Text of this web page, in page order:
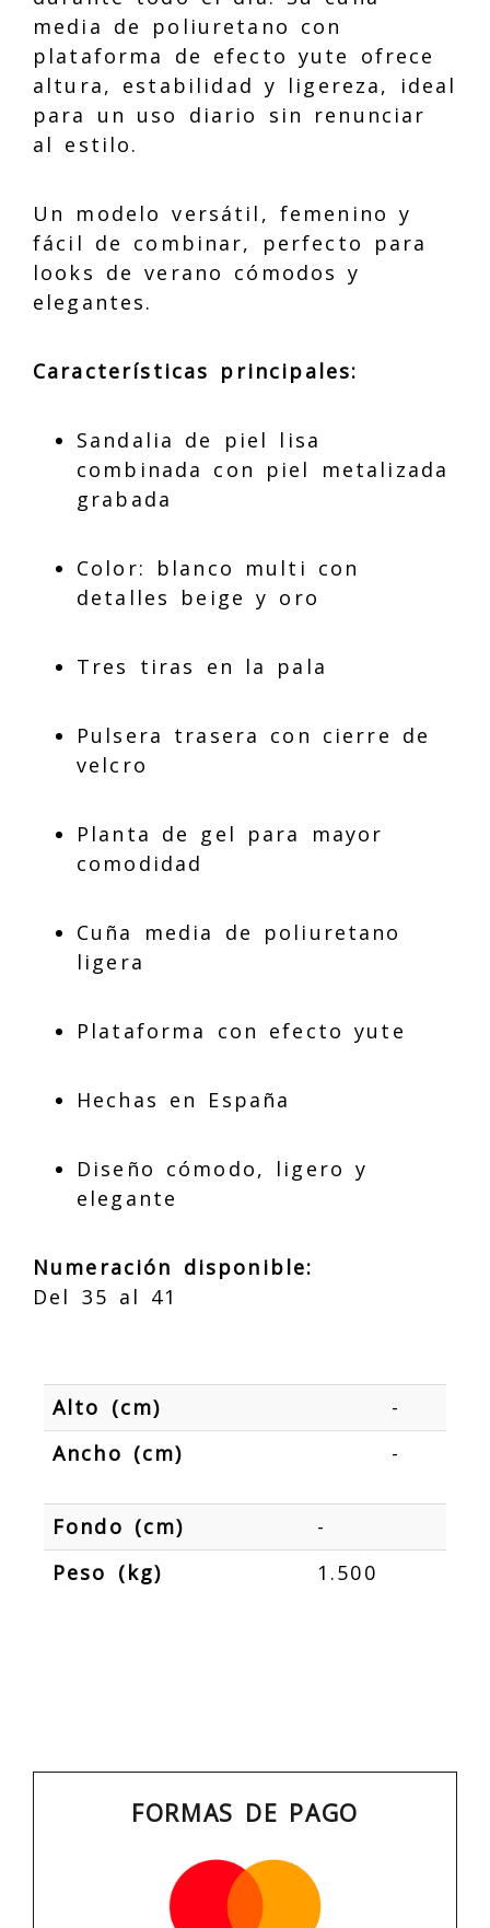
media de poliuretano con
plataforma de efecto yute ofrece
altura, estabilidad y ligereza, ideal
para un uso diario sin renunciar
al estilo.
Un modelo versátil, femenino y
fácil de combinar, perfecto para
looks de verano cómodos y
elegantes.
Características principales:
Sandalia de piel lisa
combinada con piel metalizada
grabada
Color: blanco multi con
detalles beige y oro
Tres tiras en la pala
Pulsera trasera con cierre de
velcro
Planta de gel para mayor
comodidad
Cuña media de poliuretano
ligera
Plataforma con efecto yute
Hechas en España
Diseño cómodo, ligero y
elegante
Numeración disponible:
Del 35 al 41
Alto (cm)
-
Ancho (cm)
-
Fondo (cm)
-
Peso (kg)
1.500
FORMAS DE PAGO